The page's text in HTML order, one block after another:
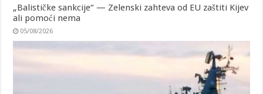
„Balističke sankcije“ — Zelenski zahteva od EU zaštiti Kijev
ali pomoći nema
05/08/2026